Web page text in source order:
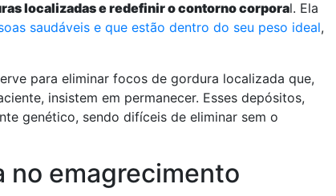
localizadas e redefinir o contorno corporal. Ela
saudáveis e que estão dentro do seu peso ideal,
para eliminar focos de gordura localizada que,
insistem em permanecer. Esses depósitos,
genético, sendo difíceis de eliminar sem o
no emagrecimento